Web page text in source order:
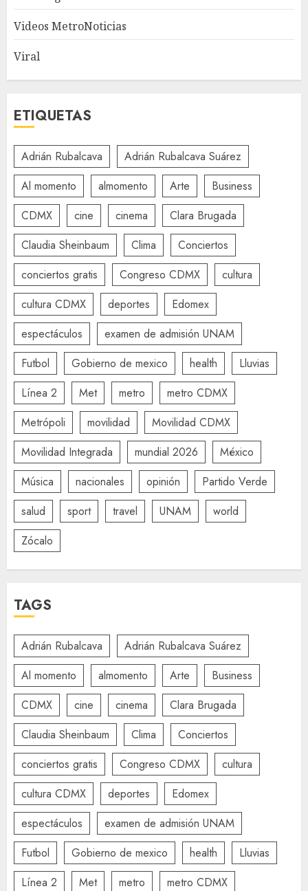
Videos MetroNoticias
Viral
ETIQUETAS
Adrián Rubalcava
Adrián Rubalcava Suárez
Al momento
almomento Arte
Business
CDMX
cine cinema
Clara Brugada
Claudia Sheinbaum
Clima
Conciertos
conciertos gratis
Congreso CDMX
cultura
cultura CDMX
deportes
Edomex
espectáculos
examen de admisión UNAM
Futbol
Gobierno de mexico health
Lluvias
Línea 2
Met metro
metro CDMX
Metrópoli
movilidad
Movilidad CDMX
Movilidad Integrada
mundial 2026
México
Música
nacionales opinión
Partido Verde
salud
sport travel UNAM
world
Zócalo
TAGS
Adrián Rubalcava
Adrián Rubalcava Suárez
Al momento
almomento Arte
Business
CDMX
cine cinema
Clara Brugada
Claudia Sheinbaum
Clima
Conciertos
conciertos gratis
Congreso CDMX
cultura
cultura CDMX
deportes
Edomex
espectáculos
examen de admisión UNAM
Futbol
Gobierno de mexico health
Lluvias
Línea 2
Met metro
metro CDMX